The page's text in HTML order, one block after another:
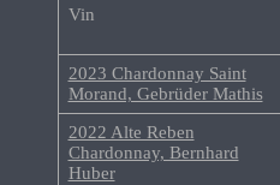
Vin
2023 Chardonnay Saint
Morand, Gebrüder Mathis
2022 Alte Reben
Chardonnay, Bernhard
Huber